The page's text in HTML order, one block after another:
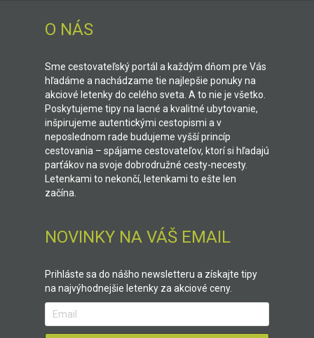
O NÁS
Sme cestovateľský portál a každým dňom pre Vás
hľadáme a nachádzame tie najlepšie ponuky na
akciové letenky do celého sveta. A to nie je všetko.
Poskytujeme tipy na lacné a kvalitné ubytovanie,
inšpirujeme autentickými cestopismi a v
neposlednom rade budujeme vyšší princíp
cestovania – spájame cestovateľov, ktorí si hľadajú
parťákov na svoje dobrodružné cesty-necesty.
Letenkami to nekončí, letenkami to ešte len
začína.
NOVINKY NA VÁŠ EMAIL
Prihláste sa do nášho newsletteru a získajte tipy
na najvýhodnejšie letenky za akciové ceny.